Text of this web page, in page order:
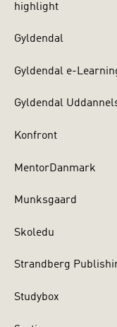
highlight
Gyldendal
Gyldendal e-
Gyldendal
Konfront
MentorDanmark
Munksgaard
Skoledu
Strandberg
Studybox